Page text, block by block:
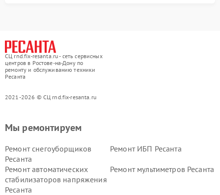
СЦ rnd.fix-resanta.ru - сеть сервисных
центров в Ростове-на-Дону по
ремонту и обслуживанию техники
Ресанта
2021-2026 © СЦ rnd.fix-resanta.ru
Мы ремонтируем
Ремонт снегоуборщиков
Ресанта
Ремонт ИБП Ресанта
Ремонт автоматических
стабилизаторов напряжения
Ресанта
Ремонт мультиметров Ресанта